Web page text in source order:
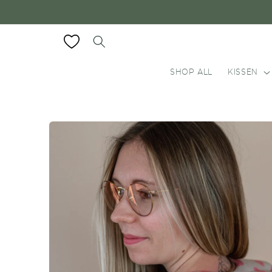
Inhalt
SHOP ALL KISSEN
Zu
Produktinformationen